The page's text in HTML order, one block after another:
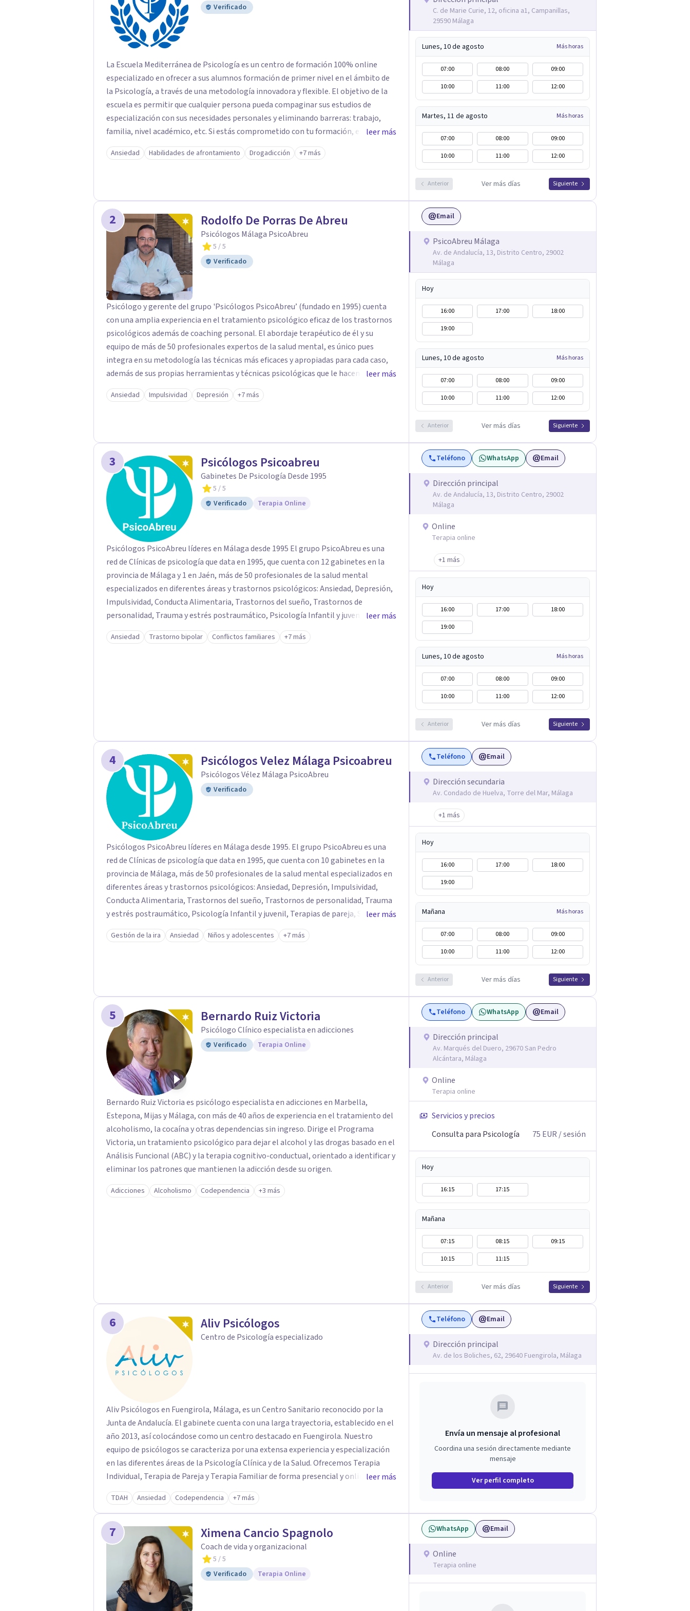
Verificado
La Escuela Mediterránea de Psicología es un centro de formación 100% online
especializado en ofrecer a sus alumnos formación de primer nivel en el ámbito de
la Psicología, a través de una metodología innovadora y flexible. El objetivo de la
escuela es permitir que cualquier persona pueda compaginar sus estudios de
especialización con sus necesidades personales y eliminando barreras: trabajo,
familia, nivel académico, etc. Si estás comprometido con tu formación, en la
Escuela Mediterránea de Psicología serás bienvenido y disfrutarás de una educación
a tu ritmo, con todas las ventajas de las nuevas tecnologías y con el apoyo de un
experiencia en el sector que avalan la calidad de los programas. Además, para dar la
mejor experiencia a sus alumnos, cuenta con un equipo de tutores y dinamizadores
cuya función es resolver cualquier duda que pueda surgir, ya sea sobre el temario del
programa o sobre el campus online y su funcionamiento ¡Da el siguiente paso en tu
formación en la Escuela Mediterránea de Psicología!
leer más
Ansiedad Habilidades de afrontamiento Drogadicción +7 más
C. de Marie Curie, 12, oficina a1, Campanillas,
29590 Málaga
Lunes, 10 de agosto Más horas
07:00 08:00
09:00
10:00
11:00 12:00
Martes, 11 de agosto Más horas
07:00 08:00
09:00
10:00
11:00 12:00
Anterior Ver más días Siguiente
2 Rodolfo De Porras De Abreu
Psicólogos Málaga PsicoAbreu
5 / 5
Verificado
Psicólogo y gerente del grupo 'Psicólogos PsicoAbreu’ (fundado en 1995) cuenta
con una amplia experiencia en el tratamiento psicológico eficaz de los trastornos
psicológicos además de coaching personal. El abordaje terapéutico de él y su
equipo de más de 50 profesionales expertos de la salud mental, es único pues
integra en su metodología las técnicas más eficaces y apropiadas para cada caso,
además de sus propias herramientas y técnicas psicológicas que le hacen un equipo
de profesionales único en su campo. Rodolfo de Porras hace énfasis en la
importancia de trabajar no solo el síntoma que trae a la persona a consulta sino
leer más
Ansiedad Impulsividad Depresión +7 más
Email
PsicoAbreu Málaga
Av. de Andalucía, 13, Distrito Centro, 29002
Málaga
Hoy
16:00 17:00
18:00
19:00
Lunes, 10 de agosto Más horas
07:00 08:00
09:00
10:00
11:00 12:00
Anterior Ver más días Siguiente
3 Psicólogos Psicoabreu
Gabinetes De Psicología Desde 1995
5 / 5
Verificado
Terapia Online
Psicólogos PsicoAbreu líderes en Málaga desde 1995 El grupo PsicoAbreu es una
red de Clínicas de psicología que data en 1995, que cuenta con 12 gabinetes en la
provincia de Málaga y 1 en Jaén, más de 50 profesionales de la salud mental
especializados en diferentes áreas y trastornos psicológicos: Ansiedad, Depresión,
Impulsividad, Conducta Alimentaria, Trastornos del sueño, Trastornos de
personalidad, Trauma y estrés postraumático, Psicología Infantil y juvenil,
Terapias de pareja, Servicio de Psicología Jurídica, Psiquiatría, Neuropsicología, y
mucho más. PsicoAbreu cuenta con un equipo de profesionales formados en una
leer más
Ansiedad Trastorno bipolar Conflictos familiares +7 más
Teléfono WhatsApp Email
Dirección principal
Av. de Andalucía, 13, Distrito Centro, 29002
Málaga
Online
Terapia online
+1 más
Hoy
16:00 17:00
18:00
19:00
Lunes, 10 de agosto Más horas
07:00 08:00
09:00
10:00
11:00 12:00
Anterior Ver más días Siguiente
4 Psicólogos Velez Málaga Psicoabreu
Psicólogos Vélez Málaga PsicoAbreu
Verificado
Psicólogos PsicoAbreu líderes en Málaga desde 1995. El grupo PsicoAbreu es una
red de Clínicas de psicología que data en 1995, que cuenta con 10 gabinetes en la
provincia de Málaga, más de 50 profesionales de la salud mental especializados en
diferentes áreas y trastornos psicológicos: Ansiedad, Depresión, Impulsividad,
Conducta Alimentaria, Trastornos del sueño, Trastornos de personalidad, Trauma
y estrés postraumático, Psicología Infantil y juvenil, Terapias de pareja, Servicio de
Psicología Jurídica, Psiquiatría, Neuropsicología, y mucho más. PsicoAbreu cuenta
con un equipo de profesionales formados en una gran variedad de técnicas y
leer más
Gestión de la ira Ansiedad Niños y adolescentes +7 más
Teléfono Email
Dirección secundaria
Av. Condado de Huelva, Torre del Mar, Málaga
+1 más
Hoy
16:00 17:00
18:00
19:00
Mañana Más horas
07:00 08:00
09:00
10:00
11:00 12:00
Anterior Ver más días Siguiente
5 Bernardo Ruiz Victoria
Psicólogo Clínico especialista en adicciones
Verificado Terapia Online
Bernardo Ruiz Victoria es psicólogo especialista en adicciones en Marbella,
Estepona, Mijas y Málaga, con más de 40 años de experiencia en el tratamiento del
alcoholismo, la cocaína y otras dependencias sin ingreso. Dirige el Programa
Victoria, un tratamiento psicológico para dejar el alcohol y las drogas basado en el
Análisis Funcional (ABC) y la terapia cognitivo-conductual, orientado a identificar y
eliminar los patrones que mantienen la adicción desde su origen.
Adicciones Alcoholismo Codependencia +3 más
Teléfono WhatsApp Email
Dirección principal
Av. Marqués del Duero, 29670 San Pedro
Alcántara, Málaga
Online
Terapia online
Servicios y precios
Consulta para Psicología
75 EUR / sesión
Hoy
16:15 17:15
Mañana
07:15 08:15
09:15
10:15
11:15
Anterior Ver más días Siguiente
6 Aliv Psicólogos
Centro de Psicología especializado
Aliv Psicólogos en Fuengirola, Málaga, es un Centro Sanitario reconocido por la
Junta de Andalucía. El gabinete cuenta con una larga trayectoria, establecido en el
año 2013, así colocándose como un centro destacado en Fuengirola. Nuestro
equipo de psicólogos se caracteriza por una extensa experiencia y especialización
en las diferentes áreas de la Psicología Clínica y de la Salud. Ofrecemos Terapia
Individual, Terapia de Pareja y Terapia Familiar de forma presencial y online.
Atendemos a personas de todas las edades en español, inglés y sueco. Para los más
pequeños contamos con un psicólogo infantil especializado en infancia y
adolescencia. Para dificultades a nivel legal, nuestro psicólogo especialista en
Psicología Jurídica y Forense elabora peritajes psicológicos con gran dedicación y
detalle.
leer más
TDAH Ansiedad Codependencia +7 más
Teléfono Email
Dirección principal
Av. de los Boliches, 62, 29640 Fuengirola, Málaga
Envía un mensaje al profesional
Coordina una sesión directamente mediante
mensaje
Ver perfil completo
7 Ximena Cancio Spagnolo
Coach de vida y organizacional
5 / 5
Verificado
Terapia Online
WhatsApp Email
Online
Terapia online